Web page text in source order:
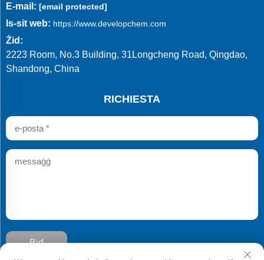
E-mail: [email protected]
Is-sit web: https://www.developchem.com
Żid:
2223 Room, No.3 Building, 31Longcheng Road, Qingdao,
Shandong, China
RICHIESTA
Bid